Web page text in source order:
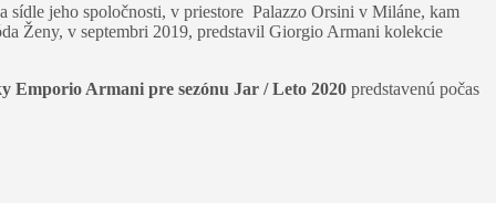
jeho spoločnosti, v priestore Palazzo Orsini v Miláne, kam
Ženy, v septembri 2019, predstavil Giorgio Armani kolekcie
Emporio Armani pre sezónu Jar / Leto 2020 predstavenú počas